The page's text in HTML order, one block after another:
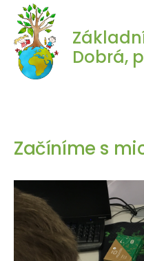
Dobrá,
Začíníme s